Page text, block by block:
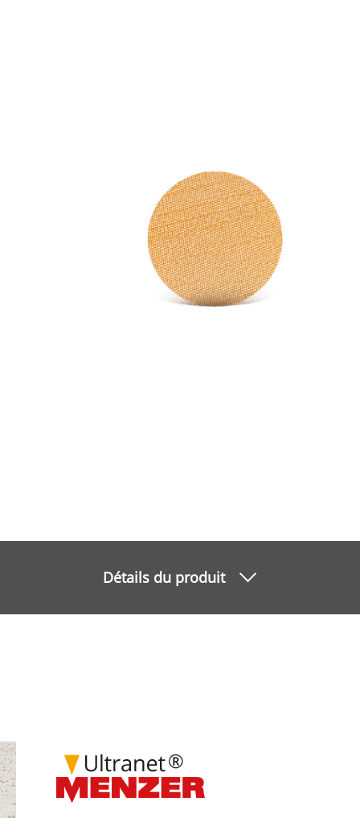
Détails du produit